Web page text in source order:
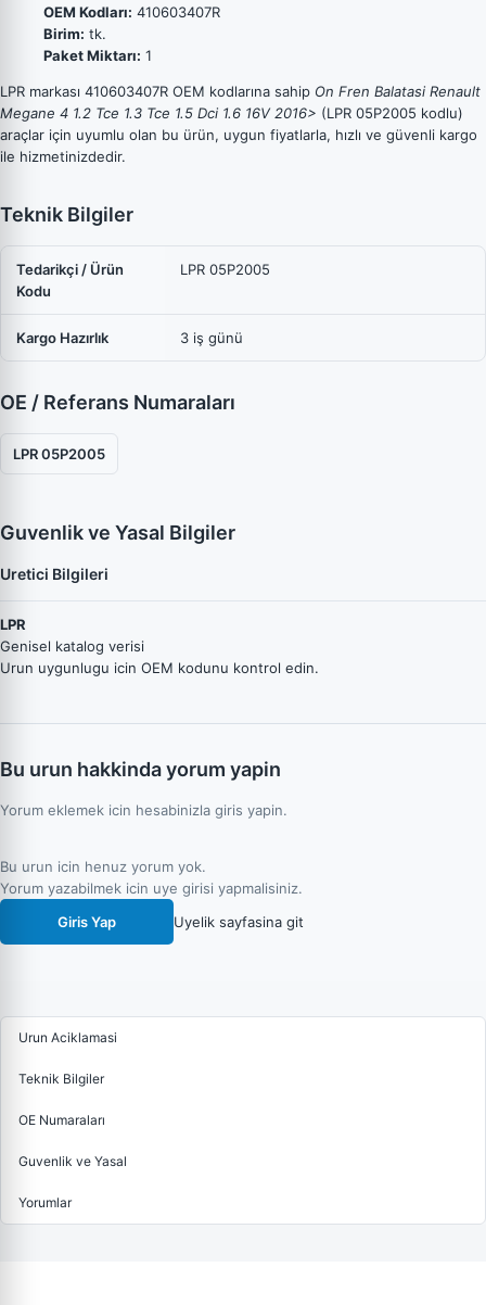
OEM Kodları: 410603407R
Birim: tk.
Paket Miktarı: 1
LPR markası 410603407R OEM kodlarına sahip On Fren Balatasi Renault
Megane 4 1.2 Tce 1.3 Tce 1.5 Dci 1.6 16V 2016> (LPR 05P2005 kodlu)
araçlar için uyumlu olan bu ürün, uygun fiyatlarla, hızlı ve güvenli kargo
ile hizmetinizdedir.
Teknik Bilgiler
Tedarikçi / Ürün
Kodu
LPR 05P2005
Kargo Hazırlık 3 iş günü
OE / Referans Numaraları
LPR 05P2005
Guvenlik ve Yasal Bilgiler
Uretici Bilgileri
LPR
Genisel katalog verisi
Urun uygunlugu icin OEM kodunu kontrol edin.
Bu urun hakkinda yorum yapin
Yorum eklemek icin hesabinizla giris yapin.
Bu urun icin henuz yorum yok.
Yorum yazabilmek icin uye girisi yapmalisiniz.
Giris Yap
Uyelik sayfasina git
Urun Aciklamasi
Teknik Bilgiler
OE Numaraları
Guvenlik ve Yasal
Yorumlar